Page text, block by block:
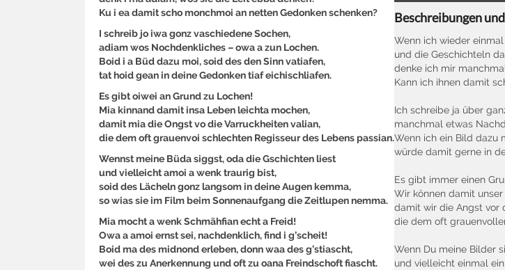
Ku i ea damit scho monchmoi an netten Gedonken schenken?
I schreib jo iwa gonz vaschiedene Sochen,
adiam wos Nochdenkliches – owa a zun Lochen.
Boid i a Büd dazu moi, soid des den Sinn vatiafen,
tat hoid gean in deine Gedonken tiaf eichischliafen.
Es gibt oiwei an Grund zu Lochen!
Mia kinnand damit insa Leben leichta mochen,
damit mia die Ongst vo die Varruckheiten valian,
die dem oft grauenvoi schlechten Regisseur des Lebens passian.
Wennst meine Büda siggst, oda die Gschichten liest
und vielleicht amoi a wenk traurig bist,
soid des Lächeln gonz langsom in deine Augen kemma,
so wias sie im Film beim Sonnenaufgang die Zeitlupen nemma.
Mia mocht a wenk Schmähfian echt a Freid!
Owa a amoi ernst sei, nachdenklich, find i g’scheit!
Boid ma des midnond erleben, donn waa des g’stiascht,
wei des zu Anerkennung und oft zu oana Freindschoft fiascht.
Beschreibungen
Wenn ich wieder
und die Geschichteln
denke ich mir
Kann ich ihnen damit
Ich schreibe ja über
manchmal etwas
Wenn ich ein Bild dazu
würde damit gerne in
Es gibt immer einen
Wir können damit
damit wir die Angst vor
die dem oft
Wenn Du meine Bilder
und vielleicht einmal